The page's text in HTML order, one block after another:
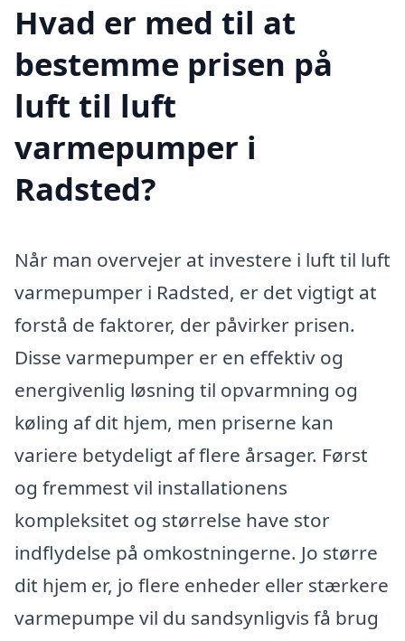
Hvad er med til at
bestemme prisen på
luft til luft
varmepumper i
Radsted?
Når man overvejer at investere i luft til luft
varmepumper i Radsted, er det vigtigt at
forstå de faktorer, der påvirker prisen.
Disse varmepumper er en effektiv og
energivenlig løsning til opvarmning og
køling af dit hjem, men priserne kan
variere betydeligt af flere årsager. Først
og fremmest vil installationens
kompleksitet og størrelse have stor
indflydelse på omkostningerne. Jo større
dit hjem er, jo flere enheder eller stærkere
varmepumpe vil du sandsynligvis få brug